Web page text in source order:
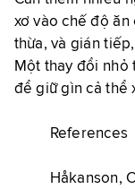
xơ vào chế độ
thừa, và gián
Một thay đổi nhỏ
để giữ gìn cả thể
References
Håkanson,